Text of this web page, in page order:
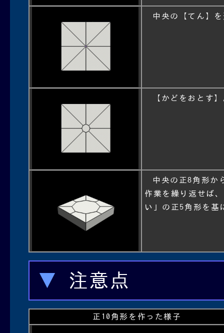
中央の【てん】
【かどをおとす
中央の正8角形か
作業を繰り返せば
い」の正5角形を基
注意点
正10角形を作った様子